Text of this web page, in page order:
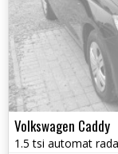
Volkswagen Caddy